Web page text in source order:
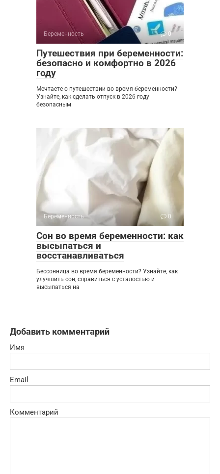
Беременность 0
Путешествия при беременности:
безопасно и комфортно в 2026
году
Мечтаете о путешествии во время беременности?
Узнайте, как сделать отпуск в 2026 году
безопасным
Беременность 0
Сон во время беременности: как
высыпаться и
восстанавливаться
Бессонница во время беременности? Узнайте, как
улучшить сон, справиться с усталостью и
высыпаться на
Добавить комментарий
Имя
Email
Комментарий